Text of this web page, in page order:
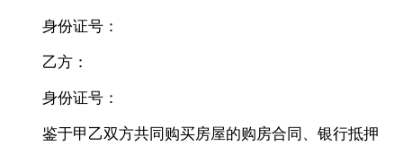
身份证号：
乙方：
身份证号：
鉴于甲乙双方共同购买房屋的购房合同、银行抵押